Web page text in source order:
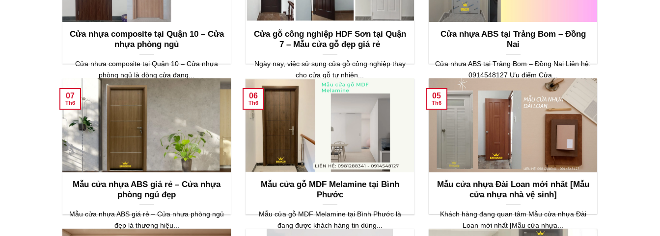
Cửa nhựa composite tại Quận 10 – Cửa
nhựa phòng ngủ
Cửa nhựa composite tại Quận 10 – Cửa nhựa
phòng ngủ là dòng cửa đang...
Cửa gỗ công nghiệp HDF Sơn tại Quận
7 – Mẫu cửa gỗ đẹp giá rẻ
Ngày nay, việc sử sụng cửa gỗ công nghiệp thay
cho cửa gỗ tự nhiên...
Cửa nhựa ABS tại Trảng Bom – Đồng
Nai
Cửa nhựa ABS tại Trảng Bom – Đồng Nai Liên hệ:
0914548127 Ưu điểm Cửa...
Mẫu cửa nhựa ABS giá rẻ – Cửa nhựa
phòng ngủ đẹp
Mẫu cửa nhựa ABS giá rẻ – Cửa nhựa phòng ngủ
đẹp là thương hiệu...
07
Th6
Mẫu cửa gỗ MDF Melamine tại Bình
Phước
Mẫu cửa gỗ MDF Melamine tại Bình Phước là
đang được khách hàng tin dùng...
06
Th6
Mẫu cửa nhựa Đài Loan mới nhất [Mẫu
cửa nhựa nhà vệ sinh]
Khách hàng đang quan tâm Mẫu cửa nhựa Đài
Loan mới nhất [Mẫu cửa nhựa...
05
Th6